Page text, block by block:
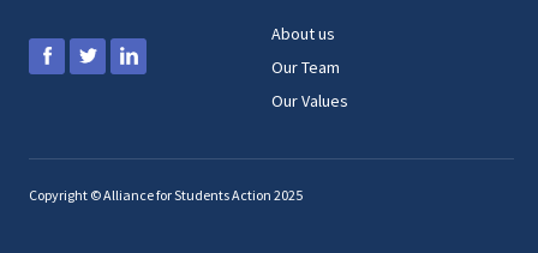
About us
Our Team
Our Values
Copyright © Alliance for Students Action 2025